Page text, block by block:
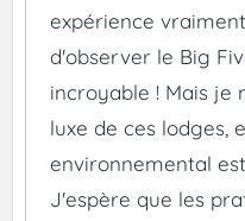
expérience
d'observer le Big
incroyable ! Mais je
luxe de ces lodges,
environnemental
J'espère que les